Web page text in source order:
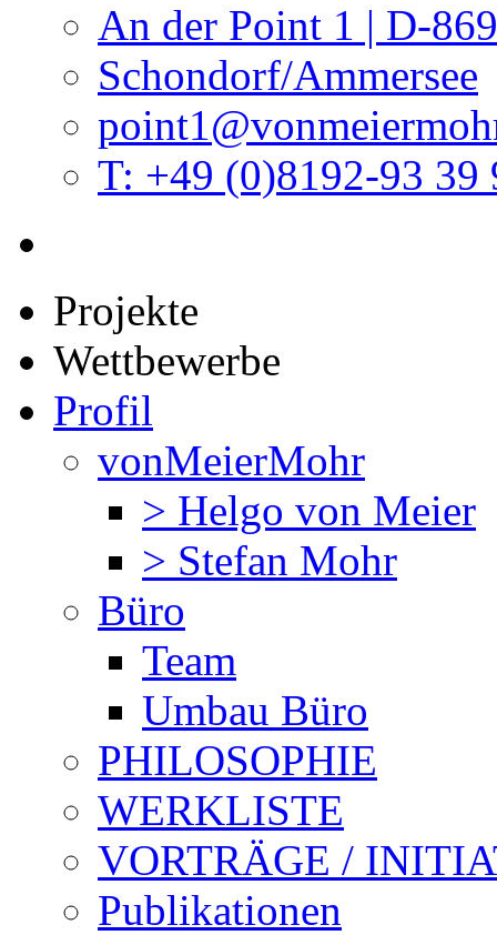
An der Point 1 | D-
Schondorf/Ammersee
T: +49 (0)8192-93 39
Projekte
Wettbewerbe
Profil
vonMeierMohr
> Helgo von Meier
> Stefan Mohr
Büro
Team
Umbau Büro
PHILOSOPHIE
WERKLISTE
VORTRÄGE /
Publikationen